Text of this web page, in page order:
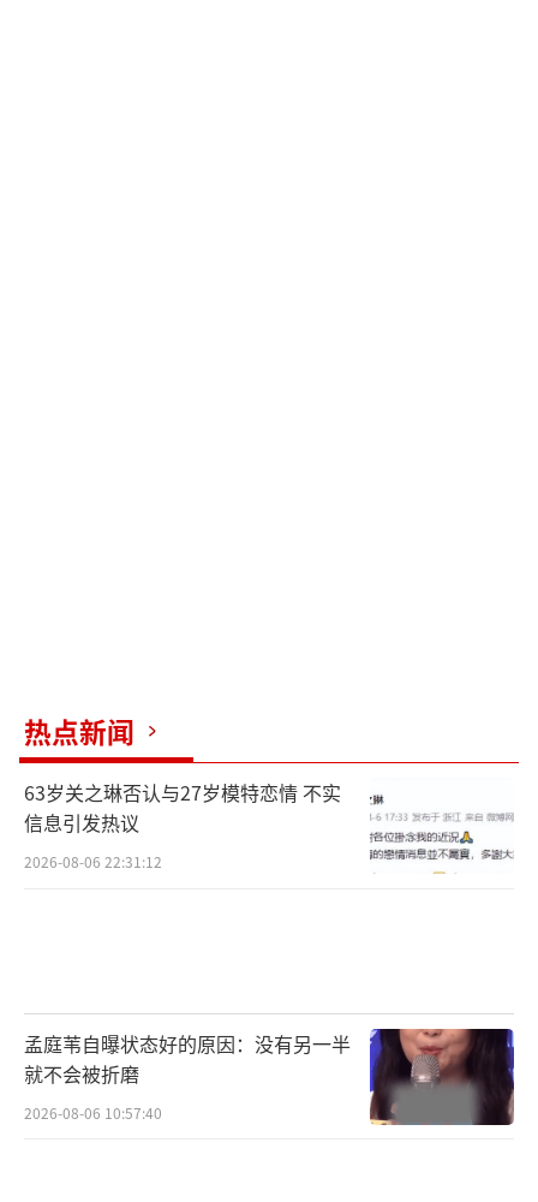
集满七违禁还会招来“神秘生物”，这一系列
的规则也令众人陷入到了无序的怪圈之中。
热点新闻
63岁关之琳否认与27岁模特恋情 不实
信息引发热议
2026-08-06 22:31:12
孟庭苇自曝状态好的原因：没有另一半
就不会被折磨
2026-08-06 10:57:40